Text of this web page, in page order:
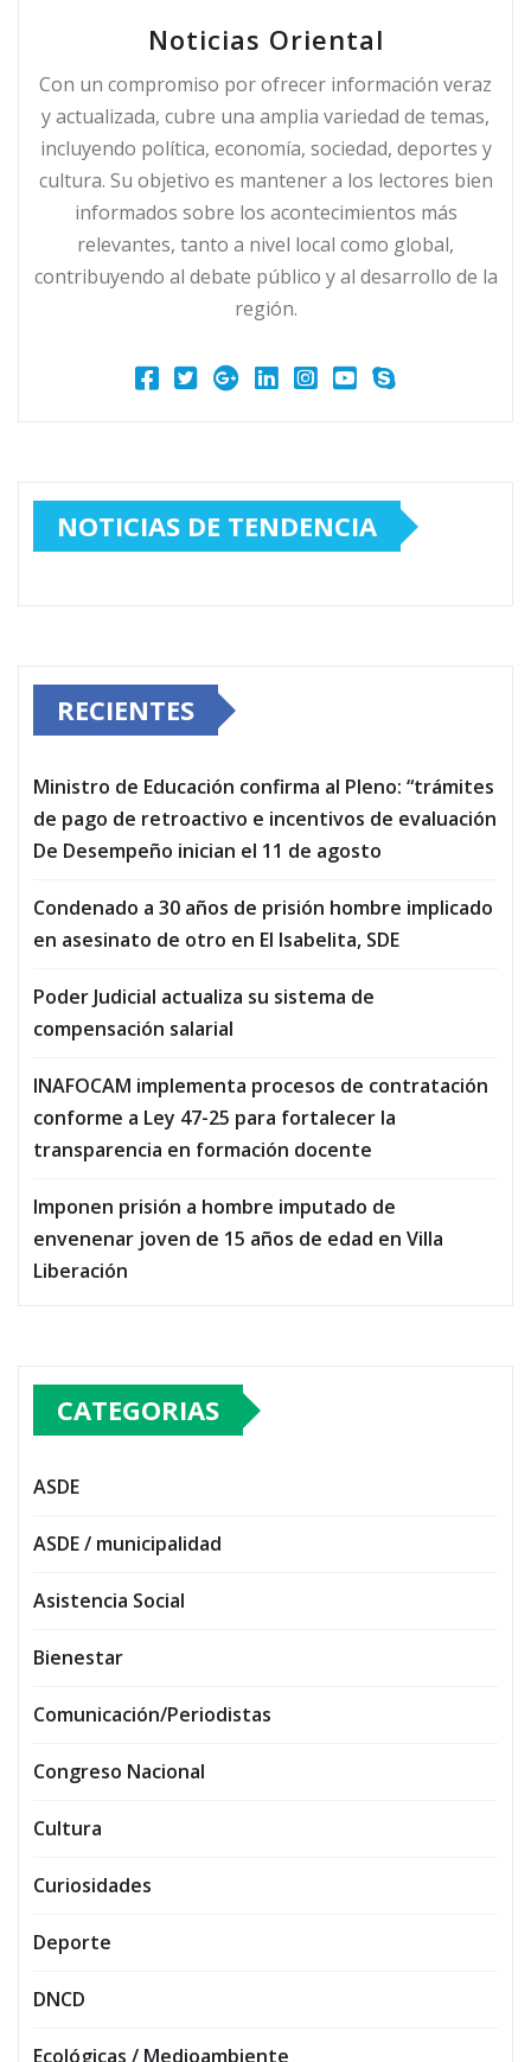
Noticias Oriental
Con un compromiso por ofrecer información veraz
y actualizada, cubre una amplia variedad de temas,
incluyendo política, economía, sociedad, deportes y
cultura. Su objetivo es mantener a los lectores bien
informados sobre los acontecimientos más
relevantes, tanto a nivel local como global,
contribuyendo al debate público y al desarrollo de la
región.
NOTICIAS DE TENDENCIA
RECIENTES
Ministro de Educación confirma al Pleno: “trámites
de pago de retroactivo e incentivos de evaluación
De Desempeño inician el 11 de agosto
Condenado a 30 años de prisión hombre implicado
en asesinato de otro en El Isabelita, SDE
Poder Judicial actualiza su sistema de
compensación salarial
INAFOCAM implementa procesos de contratación
conforme a Ley 47-25 para fortalecer la
transparencia en formación docente
Imponen prisión a hombre imputado de
envenenar joven de 15 años de edad en Villa
Liberación
CATEGORIAS
ASDE
ASDE / municipalidad
Asistencia Social
Bienestar
Comunicación/Periodistas
Congreso Nacional
Cultura
Curiosidades
Deporte
DNCD
Ecológicas / Medioambiente